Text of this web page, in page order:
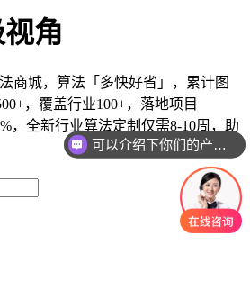
角
商城，算法「多快好省」，累计图
，覆盖行业100+，落地项目
，全新行业算法定制仅需8-10周，助
可以介绍下你们的产品么
你们是怎么收费的呢